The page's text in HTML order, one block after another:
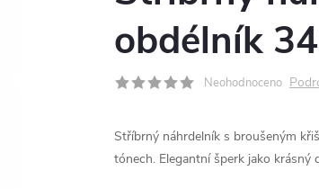
obdélník
Neohodnoceno
Stříbrný náhrdelník s broušeným
tónech. Elegantní šperk jako krásný